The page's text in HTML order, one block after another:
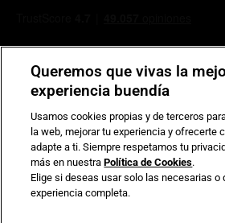
Compromiso de seguridad en pagos
Queremos que vivas la
experiencia buendía
Usamos cookies propias y de terceros
la web, mejorar tu experiencia y ofrecerte
adapte a ti. Siempre respetamos tu
más en nuestraPolítica de Cookies.
Elige si deseas usar solo las necesarias o
experiencia completa.